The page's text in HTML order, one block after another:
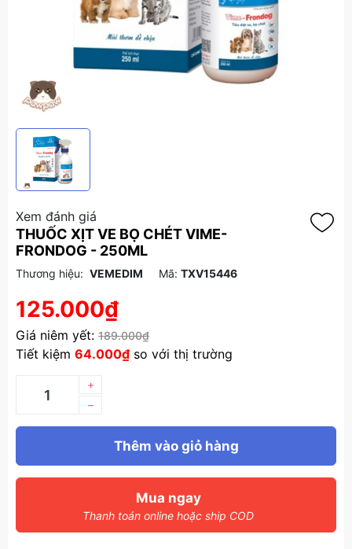
Xem đánh giá
THUỐC XỊT VE BỌ CHÉT VIME-
FRONDOG - 250ML
Thương hiệu: VEMEDIM Mã: TXV15446
125.000₫
Giá niêm yết: 189.000₫
Tiết kiệm 64.000₫ so với thị trường
–
+
Thêm vào giỏ hàng
Mua ngay
Thanh toán online hoặc ship COD